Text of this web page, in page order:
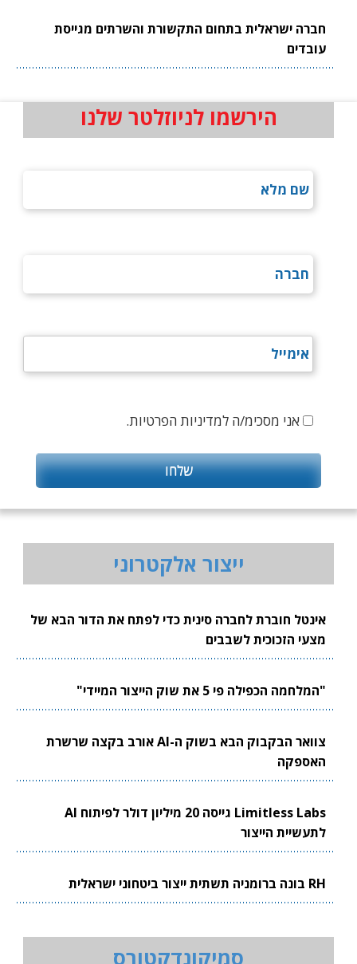
חברה ישראלית בתחום התקשורת והשרתים מגייסת
עובדים
הירשמו לניוזלטר שלנו
אני מסכימ/ה למדיניות הפרטיות.
ייצור אלקטרוני
אינטל חוברת לחברה סינית כדי לפתח את הדור הבא של
מצעי הזכוכית לשבבים
"המלחמה הכפילה פי 5 את שוק הייצור המיידי"
צוואר הבקבוק הבא בשוק ה-AI אורב בקצה שרשרת
האספקה
Limitless Labs גייסה 20 מיליון דולר לפיתוח AI
לתעשיית הייצור
RH בונה ברומניה תשתית ייצור ביטחוני ישראלית
סמיקונדקטורס